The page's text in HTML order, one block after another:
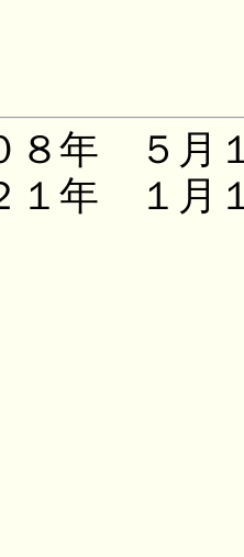
８年 ５月
１年 １月